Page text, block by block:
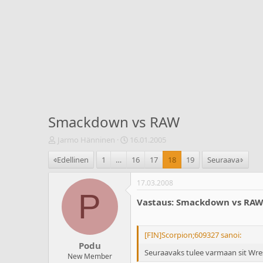
Smackdown vs RAW
V
e
s
Jarmo Hänninen
A
o
i
u
16.01.2005
Edellinen
1 … 16 17 18 19 Seuraava
P
Podu
New Member
17.03.2008
Vastaus: Smackdown vs RAW
[FIN]Scorpion;609327 sanoi:
Seuraavaks tulee varmaan sit